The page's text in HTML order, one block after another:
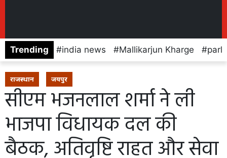
Trending india news Mallikarjun Kharge
राजस्थान जयपुर
सीएम भजनलाल शर्मा ने ली
भाजपा विधायक दल की
बैठक, अतिवृष्टि राहत और सेवा